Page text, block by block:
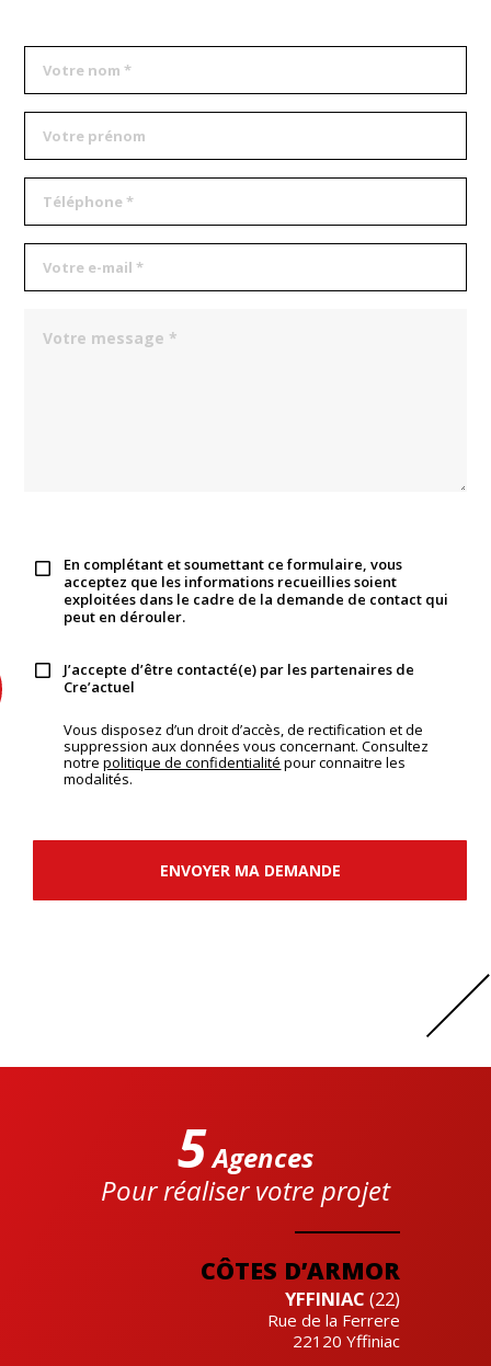
En complétant et soumettant ce formulaire, vous
acceptez que les informations recueillies soient
exploitées dans le cadre de la demande de contact qui
peut en dérouler.
J’accepte d’être contacté(e) par les partenaires de
Cre’actuel
Vous disposez d’un droit d’accès, de rectification et de
suppression aux données vous concernant. Consultez
notrepolitique de confidentialité pour connaitre les
modalités.
ENVOYER MA DEMANDE
CÔTES D’ARMOR
YFFINIAC (22)
Rue de la Ferrere
22120 Yffiniac
5Agences
Pour réaliser votre projet